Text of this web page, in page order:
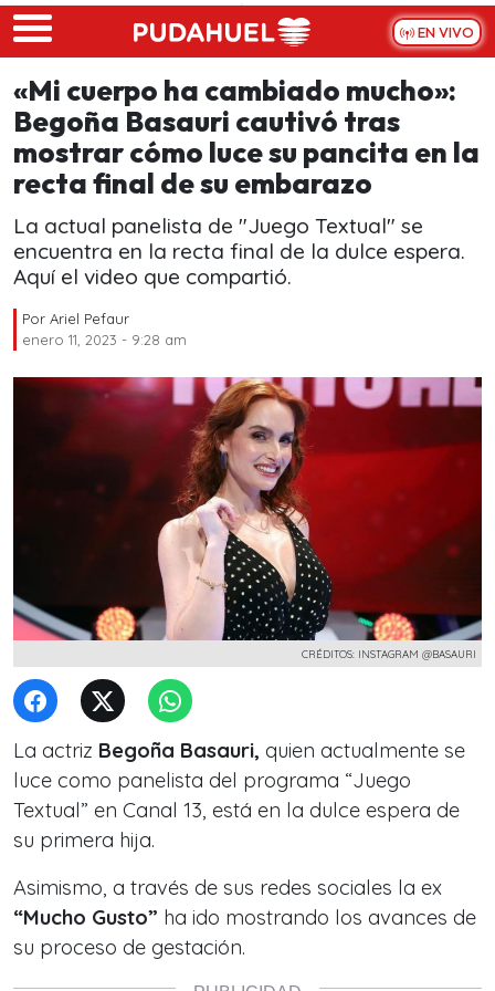
Skip to main content
EN VIVO
«Mi cuerpo ha cambiado mucho»:
Begoña Basauri cautivó tras
mostrar cómo luce su pancita en la
recta final de su embarazo
La actual panelista de "Juego Textual" se
encuentra en la recta final de la dulce espera.
Aquí el video que compartió.
Por Ariel Pefaur
enero 11, 2023 - 9:28 am
CRÉDITOS: INSTAGRAM @BASAURI
La actriz Begoña Basauri, quien actualmente se
luce como panelista del programa “Juego
Textual” en Canal 13, está en la dulce espera de
su primera hija.
Asimismo, a través de sus redes sociales la ex
“Mucho Gusto” ha ido mostrando los avances de
su proceso de gestación.